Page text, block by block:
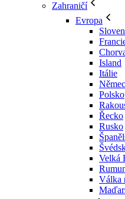
Zahraničí
Evropa
Island
Itálie
Polsko
Řecko
Rusko
Velká
Válka